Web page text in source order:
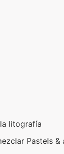
litografía
Pastels &